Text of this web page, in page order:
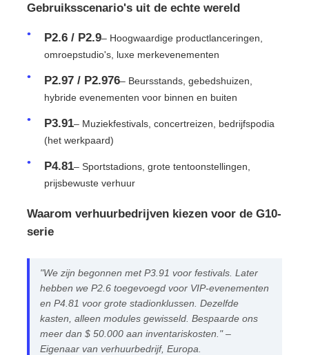
Gebruiksscenario's uit de echte wereld
P2.6 / P2.9– Hoogwaardige productlanceringen,
omroepstudio's, luxe merkevenementen
P2.97 / P2.976– Beursstands, gebedshuizen,
hybride evenementen voor binnen en buiten
P3.91– Muziekfestivals, concertreizen, bedrijfspodia
(het werkpaard)
P4.81– Sportstadions, grote tentoonstellingen,
prijsbewuste verhuur
Waarom verhuurbedrijven kiezen voor de G10-
serie
"We zijn begonnen met P3.91 voor festivals. Later
hebben we P2.6 toegevoegd voor VIP-evenementen
en P4.81 voor grote stadionklussen. Dezelfde
kasten, alleen modules gewisseld. Bespaarde ons
meer dan $ 50.000 aan inventariskosten." –
Eigenaar van verhuurbedrijf, Europa.